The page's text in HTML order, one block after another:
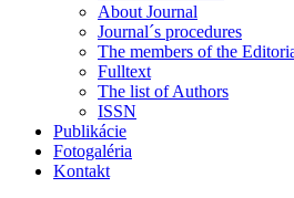
About Journal
Journal´s procedures
The members of the
Fulltext
The list of Authors
ISSN
Publikácie
Fotogaléria
Kontakt